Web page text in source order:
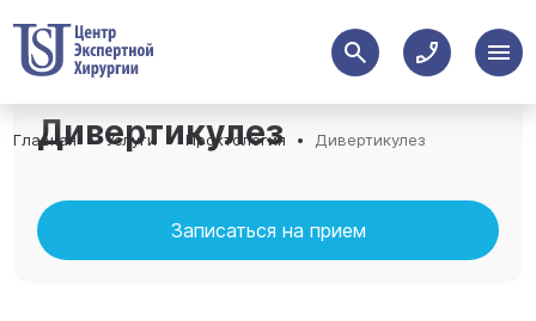
Главная Услуги Проктология Дивертикулез
Дивертикулез
Записаться на прием